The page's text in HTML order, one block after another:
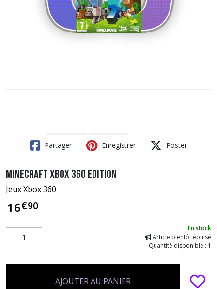
Partager Enregistrer Poster
Minecraft Xbox 360 Edition
Jeux Xbox 360
16€90
En stock
Article bientôt épuisé
Quantité disponible : 1
AJOUTER AU PANIER